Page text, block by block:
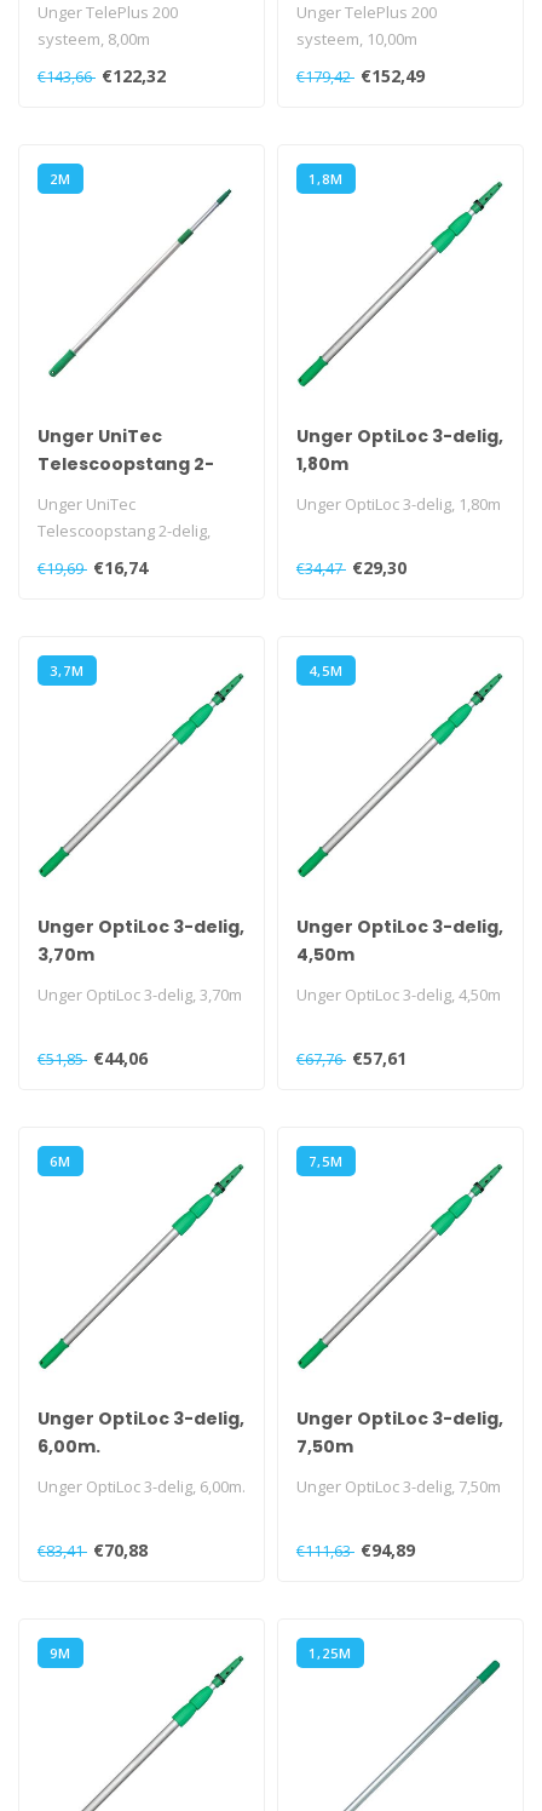
Unger TelePlus 200
systeem, 8,00m
€143,66 €122,32
Unger TelePlus 200
systeem, 10,00m
€179,42 €152,49
2M
Unger UniTec
Telescoopstang 2-
Unger UniTec
Telescoopstang 2-delig,
€19,69 €16,74
1,8M
Unger OptiLoc 3-delig,
1,80m
Unger OptiLoc 3-delig, 1,80m
€34,47 €29,30
3,7M
Unger OptiLoc 3-delig,
3,70m
Unger OptiLoc 3-delig, 3,70m
€51,85 €44,06
4,5M
Unger OptiLoc 3-delig,
4,50m
Unger OptiLoc 3-delig, 4,50m
€67,76 €57,61
6M
Unger OptiLoc 3-delig,
6,00m.
Unger OptiLoc 3-delig, 6,00m.
€83,41 €70,88
7,5M
Unger OptiLoc 3-delig,
7,50m
Unger OptiLoc 3-delig, 7,50m
€111,63 €94,89
9M 1,25M